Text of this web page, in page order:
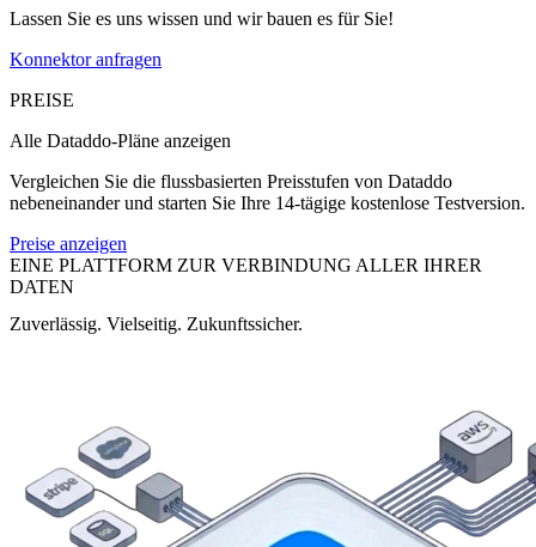
Lassen Sie es uns wissen und wir bauen es für Sie!
Konnektor anfragen
PREISE
Alle Dataddo-Pläne anzeigen
Vergleichen Sie die flussbasierten Preisstufen von Dataddo
nebeneinander und starten Sie Ihre 14-tägige kostenlose Testversion.
Preise anzeigen
EINE PLATTFORM ZUR VERBINDUNG ALLER IHRER
DATEN
Zuverlässig. Vielseitig. Zukunftssicher.